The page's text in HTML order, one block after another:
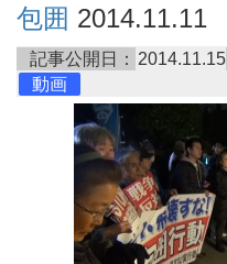
包囲 2014.11.11
記事公開日： 2014.11.15
動画